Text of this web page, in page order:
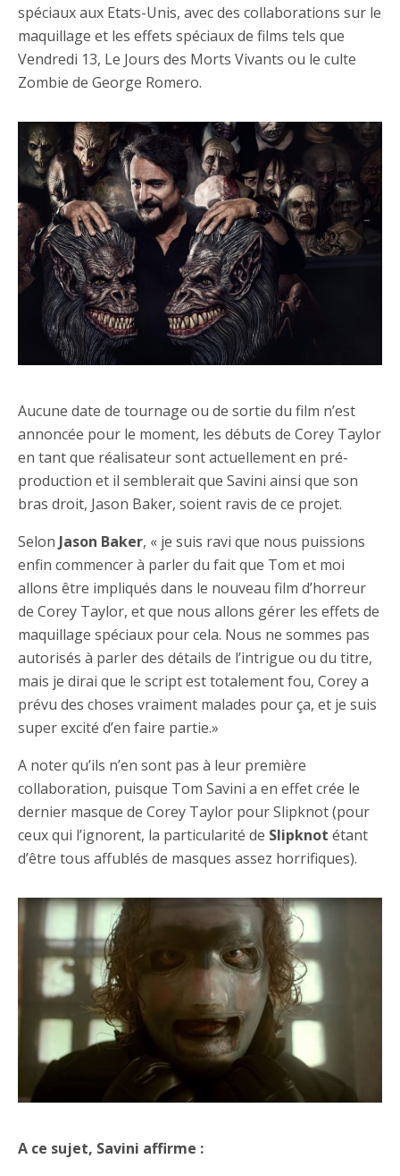
spéciaux aux Etats-Unis, avec des collaborations sur le
maquillage et les effets spéciaux de films tels que
Vendredi 13, Le Jours des Morts Vivants ou le culte
Zombie de George Romero.
Aucune date de tournage ou de sortie du film n’est
annoncée pour le moment, les débuts de Corey Taylor
en tant que réalisateur sont actuellement en pré-
production et il semblerait que Savini ainsi que son
bras droit, Jason Baker, soient ravis de ce projet.
Selon Jason Baker, « je suis ravi que nous puissions
enfin commencer à parler du fait que Tom et moi
allons être impliqués dans le nouveau film d’horreur
de Corey Taylor, et que nous allons gérer les effets de
maquillage spéciaux pour cela. Nous ne sommes pas
autorisés à parler des détails de l’intrigue ou du titre,
mais je dirai que le script est totalement fou, Corey a
prévu des choses vraiment malades pour ça, et je suis
super excité d’en faire partie.»
A noter qu’ils n’en sont pas à leur première
collaboration, puisque Tom Savini a en effet crée le
dernier masque de Corey Taylor pour Slipknot (pour
ceux qui l’ignorent, la particularité de Slipknot étant
d’être tous affublés de masques assez horrifiques).
A ce sujet, Savini affirme :